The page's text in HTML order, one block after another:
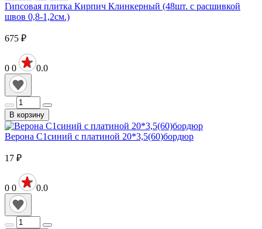
Гипсовая плитка Кирпич Клинкерный (48шт. с расшивкой
швов 0,8-1,2см.)
675 ₽
0 0 0.0
В корзину
Верона С1синий с платиной 20*3,5(60)бордюр
17 ₽
0 0 0.0